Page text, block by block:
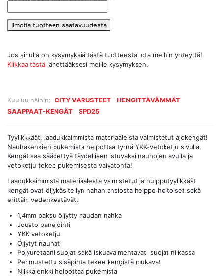
Kuuluu näihin: CITY VARUSTEET
HENGITTÄVÄMMÄT
SAAPPAAT-KENGÄT
SPD25
Ilmoita tuotteen saatavuudesta
Jos sinulla on kysymyksiä tästä tuotteesta, ota meihin yhteyttä!
Klikkaa tästä lähettääksesi meille kysymyksen.
Tyylikkkäät, laadukkaimmista materiaaleista valmistetut ajokengät!
Nauhakenkien pukemista helpottaa tyrnä YKK-vetoketju sivulla.
Kengät saa säädettyä täydellisen istuvaksi nauhojen avulla ja
vetoketju tekee pukemisesta vaivatonta!
Laadukkaimmista materiaalesta valmistetut ja huipputyylikkäät
kengät ovat öljykäsitellyn nahan ansiosta helppo hoitoiset sekä
erittäin vedenkestävät.
1,4mm paksu öljytty naudan nahka
Jousto panelointi
YKK vetoketju
Öljytyt nauhat
Polyuretaani suojat sekä iskuavaimentavat suojat nilkassa
Pehmustettu sisäpinta tekee kengistä mukavat
Nilkkalenkki helpottaa pukemista